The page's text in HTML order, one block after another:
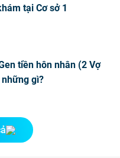
tại Cơ sở 1
tiền hôn nhân (2 Vợ
gì?